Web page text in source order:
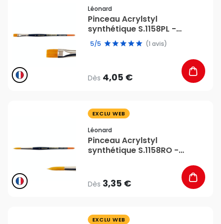
Léonard
Pinceau Acrylstyl
synthétique S.1158PL -
Léonard
5/5 (1 avis)
Dès 4,05 €
EXCLU WEB
Léonard
Pinceau Acrylstyl
synthétique S.1158RO -
Dès 3,35 €
EXCLU WEB